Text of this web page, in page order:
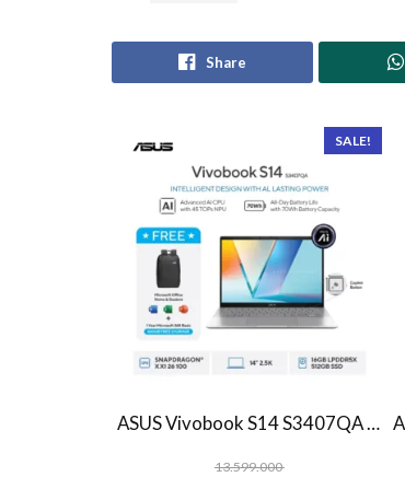
Share
SALE!
ASUS Vivobook S14 S3407QA – IPSP151M – Matte Gray
13.599.000